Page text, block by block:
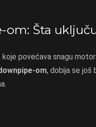
om: Šta
koje povećava snagu
om, dobija se još